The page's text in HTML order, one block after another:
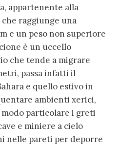
appartenente alla
raggiunge una
e un peso non superiore
è un uccello
che tende a migrare
passa infatti il
e quello estivo in
ambienti xerici,
modo particolare i greti
e miniere a cielo
nelle pareti per deporre